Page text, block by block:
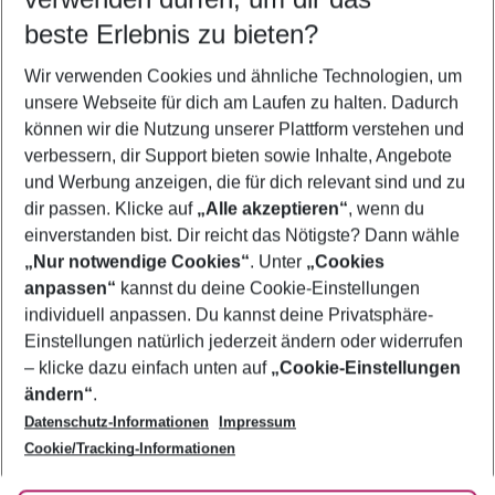
5-8 Nächte
2 Erwachsene Keine Kinder
Mehr Filter anzeigen
Footer
Footer navigation
Über uns
AGB
Bestpreisgarantie
Cookie-Einstellungen ändern
Cookie-Richtlinie
Agenturbetreuung
Barrierefreies Reisen
Folge uns
beste Erlebnis zu bieten?
Wir verwenden Cookies und ähnliche Technologien, um
unsere Webseite für dich am Laufen zu halten. Dadurch
können wir die Nutzung unserer Plattform verstehen und
verbessern, dir Support bieten sowie Inhalte, Angebote
und Werbung anzeigen, die für dich relevant sind und zu
dir passen. Klicke auf „Alle akzeptieren“, wenn du
einverstanden bist. Dir reicht das Nötigste? Dann wähle
„Nur notwendige Cookies“. Unter „Cookies
anpassen“ kannst du deine Cookie-Einstellungen
individuell anpassen. Du kannst deine Privatsphäre-
Einstellungen natürlich jederzeit ändern oder widerrufen
– klicke dazu einfach unten auf „Cookie-Einstellungen
ändern“.
Datenschutz-Informationen
Impressum
Cookie/Tracking-Informationen